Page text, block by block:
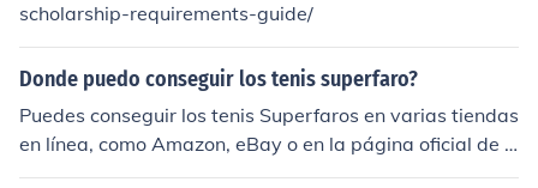
scholarship-requirements-guide/
Donde puedo conseguir los tenis superfaro?
Puedes conseguir los tenis Superfaros en varias tiendas
en línea, como Amazon, eBay o en la página oficial de A
didas. También es posible encontrar estos tenis en tien